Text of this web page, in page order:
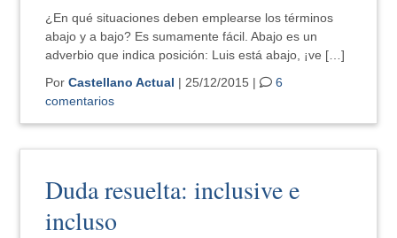
¿En qué situaciones deben emplearse los términos
abajo y a bajo? Es sumamente fácil. Abajo es un
adverbio que indica posición: Luis está abajo, ¡ve […]
PorCastellano Actual | 25/12/2015 |
6
comentarios
Duda resuelta: inclusive e
incluso